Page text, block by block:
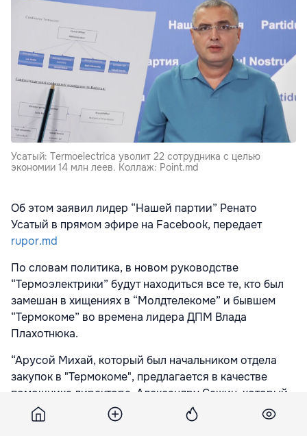
Усатый: Termoelectrica уволит 22 сотрудника с целью
экономии 14 млн леев. Коллаж: Point.md
Об этом заявил лидер “Нашей партии” Ренато
Усатый в прямом эфире на Facebook, передает
rupor.md
По словам политика, в новом руководстве
“Термоэлектрики” будут находиться все те, кто был
замешан в хищениях в “Молдтелекоме” и бывшем
“Термокоме” во времена лидера ДПМ Влада
Плахотнюка.
“Арусой Михай, который был начальником отдела
закупок в "Термокоме", предлагается в качестве
помощника директора, Александру Сажин, который
был финансовым директором в "Термокоме",
предлагается в качестве консультанта, а Наталья